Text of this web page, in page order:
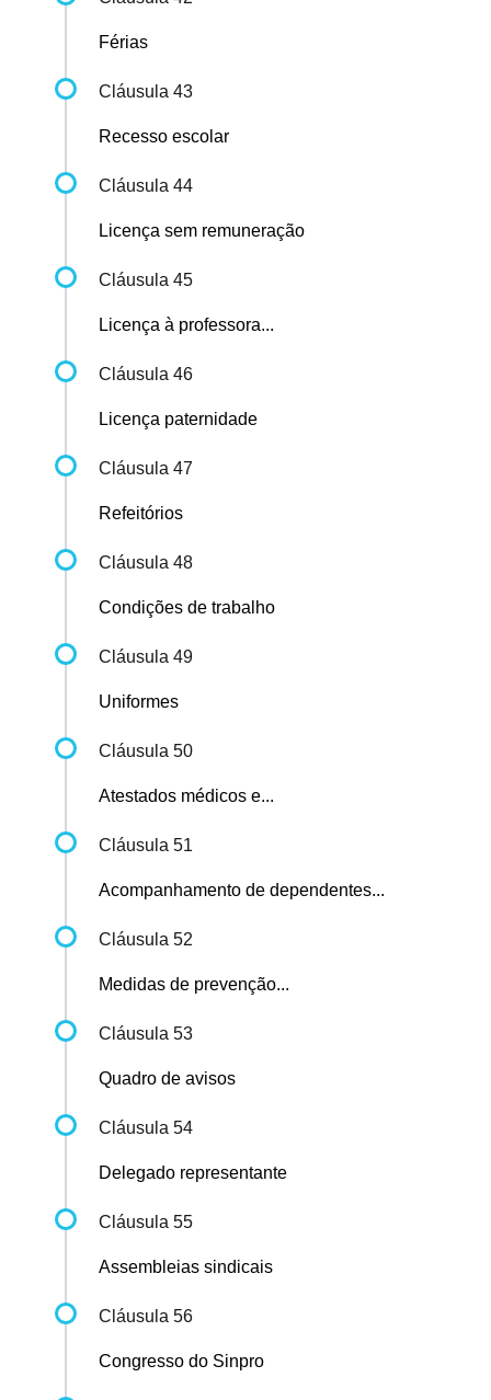
Férias
Cláusula 43
Recesso escolar
Cláusula 44
Licença sem remuneração
Cláusula 45
Licença à professora...
Cláusula 46
Licença paternidade
Cláusula 47
Refeitórios
Cláusula 48
Condições de trabalho
Cláusula 49
Uniformes
Cláusula 50
Atestados médicos e...
Cláusula 51
Acompanhamento de dependentes...
Cláusula 52
Medidas de prevenção...
Cláusula 53
Quadro de avisos
Cláusula 54
Delegado representante
Cláusula 55
Assembleias sindicais
Cláusula 56
Congresso do Sinpro